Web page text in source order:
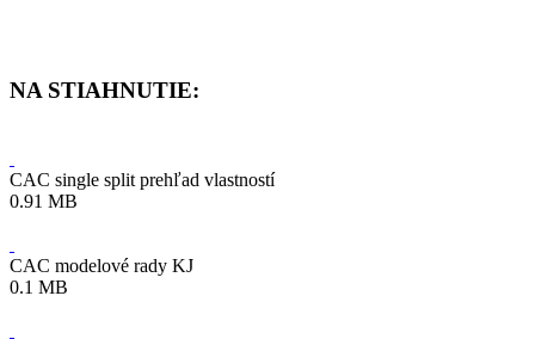
NA STIAHNUTIE:
CAC single split prehľad vlastností
0.91 MB
CAC modelové rady KJ
0.1 MB